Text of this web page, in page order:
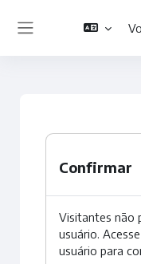
Confirmar
Visitantes não
usuário.
usuário para